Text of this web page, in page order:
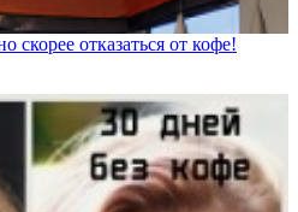
отказаться от кофе!